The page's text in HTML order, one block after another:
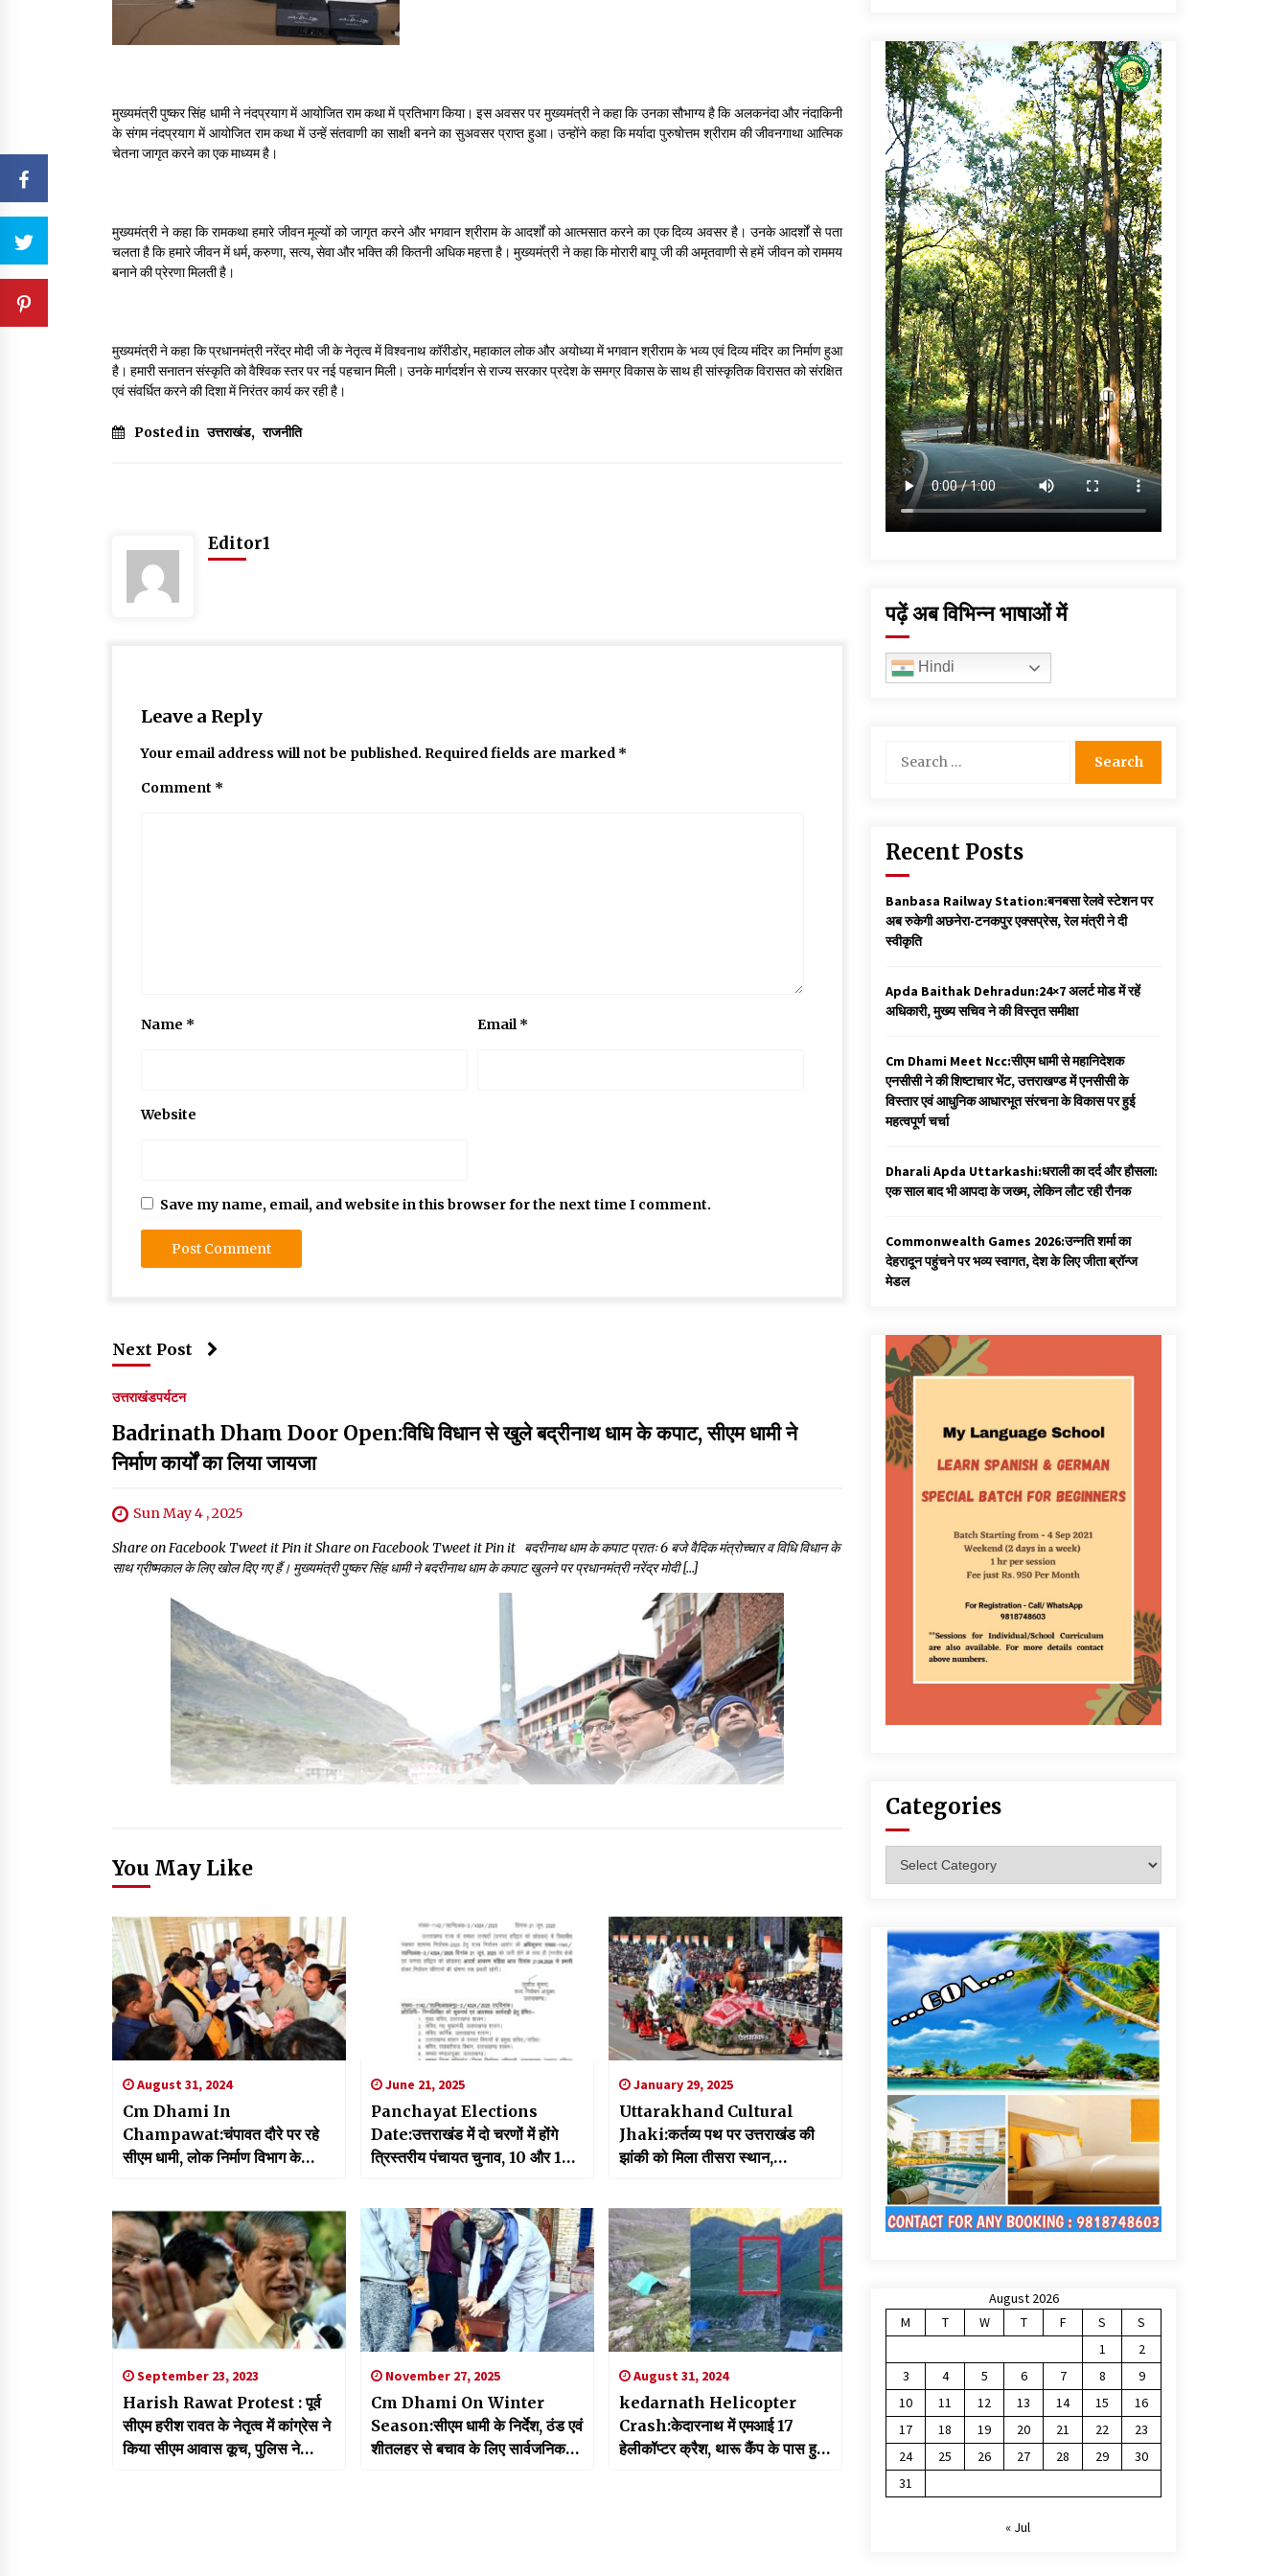
मुख्यमंत्री पुष्कर सिंह धामी ने नंदप्रयाग में आयोजित राम कथा में प्रतिभाग किया। इस अवसर पर मुख्यमंत्री ने कहा कि उनका सौभाग्य है कि अलकनंदा और नंदाकिनी
के संगम नंदप्रयाग में आयोजित राम कथा में उन्हें संतवाणी का साक्षी बनने का सुअवसर प्राप्त हुआ। उन्होंने कहा कि मर्यादा पुरुषोत्तम श्रीराम की जीवनगाथा आत्मिक
चेतना जागृत करने का एक माध्यम है।
मुख्यमंत्री ने कहा कि रामकथा हमारे जीवन मूल्यों को जागृत करने और भगवान श्रीराम के आदर्शों को आत्मसात करने का एक दिव्य अवसर है। उनके आदर्शों से पता
चलता है कि हमारे जीवन में धर्म, करुणा, सत्य, सेवा और भक्ति की कितनी अधिक महत्ता है। मुख्यमंत्री ने कहा कि मोरारी बापू जी की अमृतवाणी से हमें जीवन को राममय
बनाने की प्रेरणा मिलती है।
मुख्यमंत्री ने कहा कि प्रधानमंत्री नरेंद्र मोदी जी के नेतृत्व में विश्वनाथ कॉरीडोर, महाकाल लोक और अयोध्या में भगवान श्रीराम के भव्य एवं दिव्य मंदिर का निर्माण हुआ
है। हमारी सनातन संस्कृति को वैश्विक स्तर पर नई पहचान मिली। उनके मार्गदर्शन से राज्य सरकार प्रदेश के समग्र विकास के साथ ही सांस्कृतिक विरासत को संरक्षित
एवं संवर्धित करने की दिशा में निरंतर कार्य कर रही है।
Posted in उत्तराखंड, राजनीति
Editor1
Leave a Reply
Your email address will not be published. Required fields are marked *
Comment *
Name * Email*
Website
Save my name, email, and website in this browser for the next time I comment.
Next Post
उत्तराखंडपर्यटन
Badrinath Dham Door Open:विधि विधान से खुले बद्रीनाथ धाम के कपाट, सीएम धामी ने
निर्माण कार्यों का लिया जायजा
Sun May 4 , 2025
Share on Facebook Tweet it Pin it Share on Facebook Tweet it Pin it बदरीनाथ धाम के कपाट प्रातः 6 बजे वैदिक मंत्रोच्चार व विधि विधान के
साथ ग्रीष्मकाल के लिए खोल दिए गए हैं। मुख्यमंत्री पुष्कर सिंह धामी ने बदरीनाथ धाम के कपाट खुलने पर प्रधानमंत्री नरेंद्र मोदी […]
You May Like
August 31, 2024
Cm Dhami In
Champawat:चंपावत दौरे पर रहे
सीएम धामी, लोक निर्माण विभाग के
June 21, 2025
Panchayat Elections
Date:उत्तराखंड में दो चरणों में होंगे
त्रिस्तरीय पंचायत चुनाव, 10 और 15
January 29, 2025
Uttarakhand Cultural
Jhaki:कर्तव्य पथ पर उत्तराखंड की
झांकी को मिला तीसरा स्थान,
September 23, 2023
Harish Rawat Protest : पूर्व
सीएम हरीश रावत के नेतृत्व में कांग्रेस ने
किया सीएम आवास कूच, पुलिस ने
November 27, 2025
Cm Dhami On Winter
Season:सीएम धामी के निर्देश, ठंड एवं
शीतलहर से बचाव के लिए सार्वजनिक
August 31, 2024
kedarnath Helicopter
Crash:केदारनाथ में एमआई 17
हेलीकॉप्टर क्रैश, थारू कैंप के पास हुआ
पढ़ें अब विभिन्न भाषाओं में
Hindi
for:
Recent Posts
Banbasa Railway Station:बनबसा रेलवे स्टेशन पर
अब रुकेगी अछनेरा-टनकपुर एक्सप्रेस, रेल मंत्री ने दी
स्वीकृति
Apda Baithak Dehradun:24×7 अलर्ट मोड में रहें
अधिकारी, मुख्य सचिव ने की विस्तृत समीक्षा
Cm Dhami Meet Ncc:सीएम धामी से महानिदेशक
एनसीसी ने की शिष्टाचार भेंट, उत्तराखण्ड में एनसीसी के
विस्तार एवं आधुनिक आधारभूत संरचना के विकास पर हुई
महत्वपूर्ण चर्चा
Dharali Apda Uttarkashi:धराली का दर्द और हौसला:
एक साल बाद भी आपदा के जख्म, लेकिन लौट रही रौनक
Commonwealth Games 2026:उन्नति शर्मा का
देहरादून पहुंचने पर भव्य स्वागत, देश के लिए जीता ब्रॉन्ज
मेडल
Categories
August 2026
M
T W T F S
S
1
2
3
4 5 6 7 8
9
10
11 12 13 14 15
16
17
18 19 20 21 22
23
24
25 26 27 28 29
30
31
« Jul